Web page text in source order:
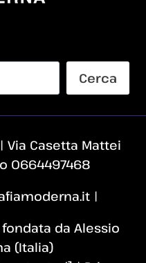
Cerca
Via Casetta Mattei
0664497468
|
da Alessio
(Italia)